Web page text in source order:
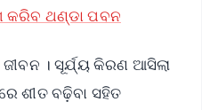
କରିବ ଥଣ୍ଡା ପବନ
। ସୂର୍ଯ୍ୟ କିରଣ ଆସିଲା
ଶୀତ ବଢ଼ିବା ସହିତ